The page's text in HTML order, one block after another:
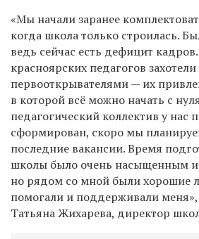
«Мы начали заранее
когда школа только строилась.
ведь сейчас есть дефицит
красноярских педагогов захотели
первооткрывателями — их
в которой всё можно начать с
педагогический коллектив у нас
сформирован, скоро мы
последние вакансии. Время
школы было очень насыщенным
но рядом со мной были хорошие
помогали и поддерживали
Татьяна Жихарева, директор